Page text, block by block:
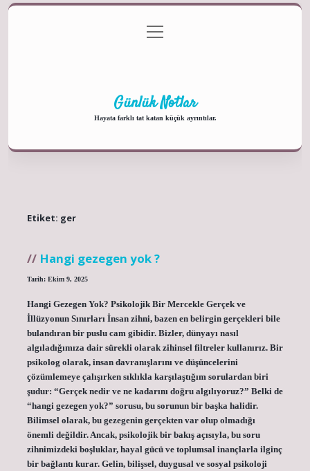
Gizlilik Politikası
menüyü
aç
Günlük Notlar
Hayata farklı tat katan küçük ayrıntılar.
Etiket: ger
Hangi gezegen yok ?
Tarih: Ekim 9, 2025
Hangi Gezegen Yok? Psikolojik Bir Mercekle Gerçek ve
İllüzyonun Sınırları İnsan zihni, bazen en belirgin gerçekleri bile
bulandıran bir puslu cam gibidir. Bizler, dünyayı nasıl
algıladığımıza dair sürekli olarak zihinsel filtreler kullanırız. Bir
psikolog olarak, insan davranışlarını ve düşüncelerini
çözümlemeye çalışırken sıklıkla karşılaştığım sorulardan biri
şudur: “Gerçek nedir ve ne kadarını doğru algılıyoruz?” Belki de
“hangi gezegen yok?” sorusu, bu sorunun bir başka halidir.
Bilimsel olarak, bu gezegenin gerçekten var olup olmadığı
önemli değildir. Ancak, psikolojik bir bakış açısıyla, bu soru
zihnimizdeki boşluklar, hayal gücü ve toplumsal inançlarla ilginç
bir bağlantı kurar. Gelin, bilişsel, duygusal ve sosyal psikoloji